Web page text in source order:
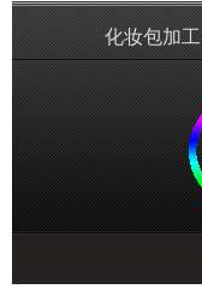
化妆包加工